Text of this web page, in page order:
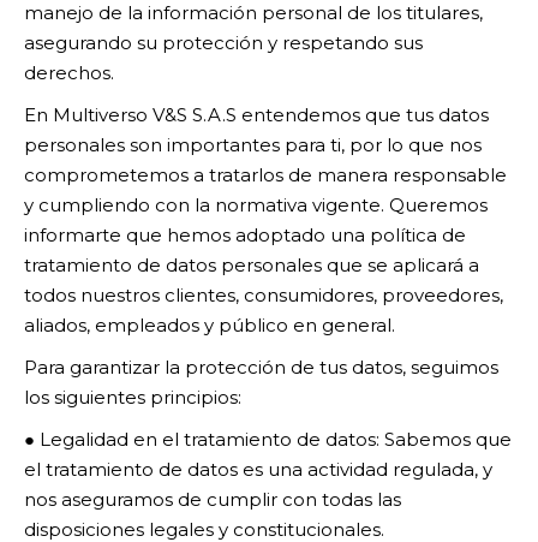
manejo de la información personal de los titulares,
asegurando su protección y respetando sus
derechos.
En Multiverso V&S S.A.S entendemos que tus datos
personales son importantes para ti, por lo que nos
comprometemos a tratarlos de manera responsable
y cumpliendo con la normativa vigente. Queremos
informarte que hemos adoptado una política de
tratamiento de datos personales que se aplicará a
todos nuestros clientes, consumidores, proveedores,
aliados, empleados y público en general.
Para garantizar la protección de tus datos, seguimos
los siguientes principios:
● Legalidad en el tratamiento de datos: Sabemos que
el tratamiento de datos es una actividad regulada, y
nos aseguramos de cumplir con todas las
disposiciones legales y constitucionales.